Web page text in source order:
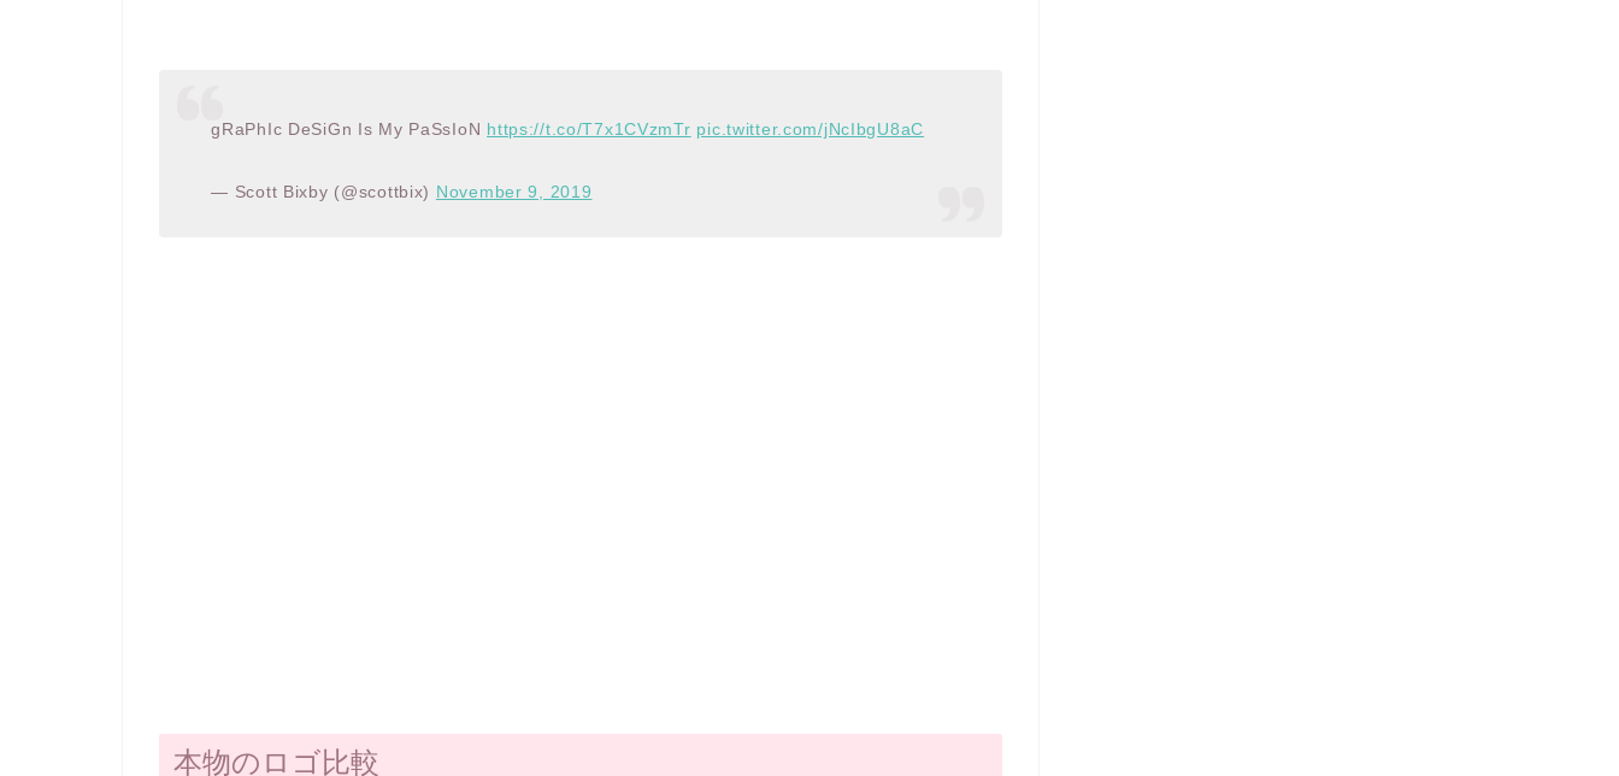
gRaPhIc DeSiGn Is My PaSsIoN https://t.co/T7x1CVzmTr pic.twitter.com/jNcIbgU8aC
— Scott Bixby (@scottbix) November 9, 2019
本物のロゴ比較